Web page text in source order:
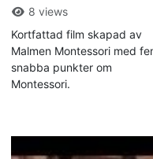
8 views
Kortfattad film skapad av
Malmen Montessori med
snabba punkter om
Montessori.